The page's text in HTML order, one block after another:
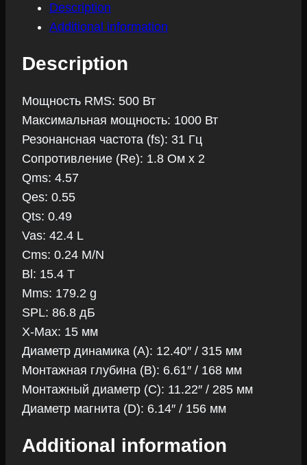
Description
Additional information
Description
Мощность RMS: 500 Вт
Максимальная мощность: 1000 Вт
Резонансная частота (fs): 31 Гц
Сопротивление (Re): 1.8 Ом x 2
Qms: 4.57
Qes: 0.55
Qts: 0.49
Vas: 42.4 L
Cms: 0.24 M/N
Bl: 15.4 T
Mms: 179.2 g
SPL: 86.8 дБ
X-Max: 15 мм
Диаметр динамика (A): 12.40″ / 315 мм
Монтажная глубина (B): 6.61″ / 168 мм
Монтажный диаметр (C): 11.22″ / 285 мм
Диаметр магнита (D): 6.14″ / 156 мм
Additional information